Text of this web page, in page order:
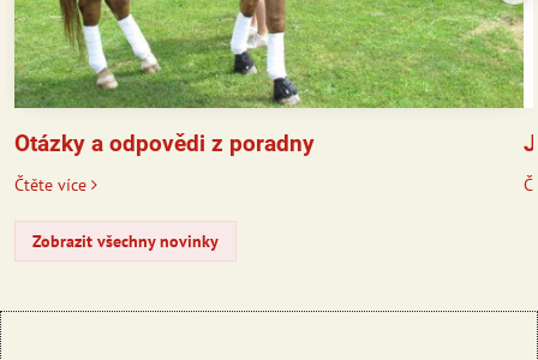
Otázky a odpovědi z poradny
Čtěte více
Zobrazit všechny novinky